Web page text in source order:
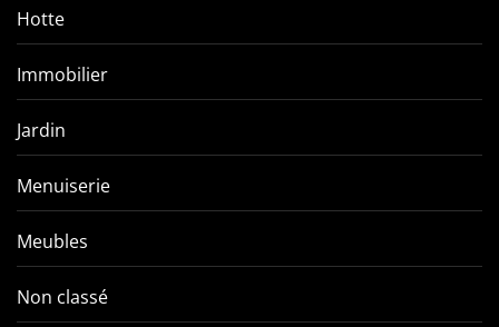
Hotte
Immobilier
Jardin
Menuiserie
Meubles
Non classé